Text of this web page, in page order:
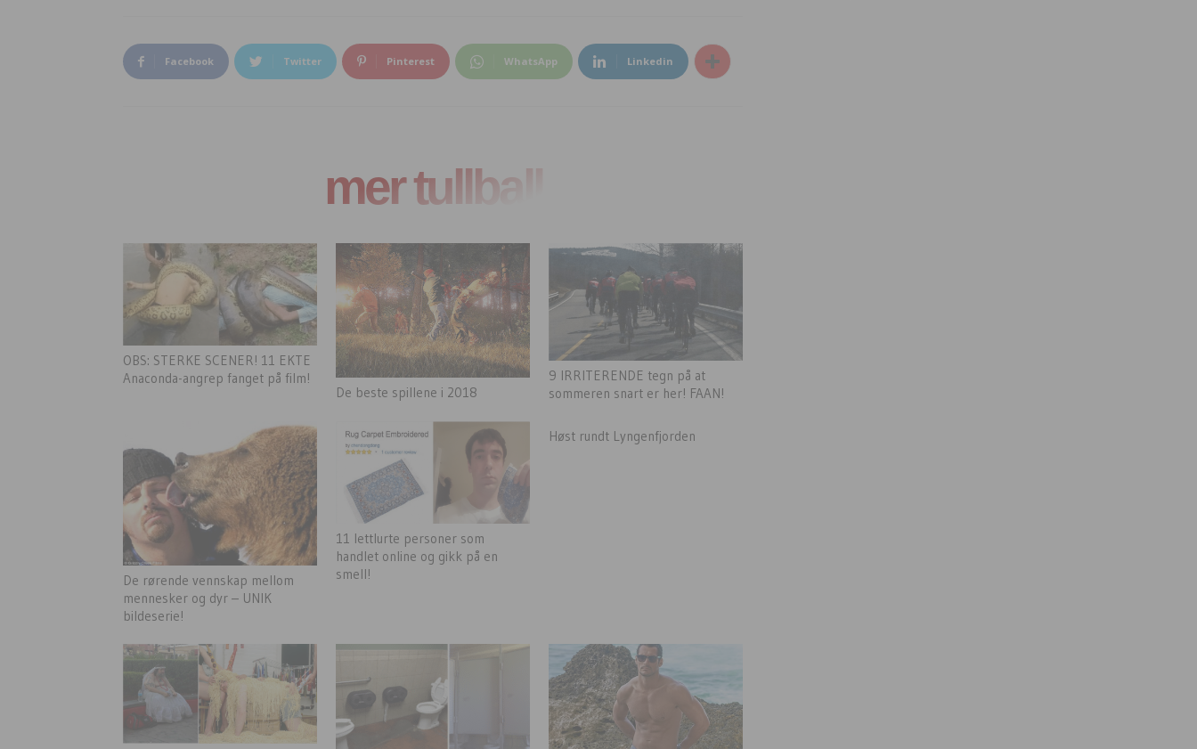
Facebook Twitter Pinterest WhatsApp Linkedin
mer tullball
OBS: STERKE SCENER! 11 EKTE
Anaconda-angrep fanget på film!
De beste spillene i 2018
9 IRRITERENDE tegn på at
sommeren snart er her! FAAN!
De rørende vennskap mellom
mennesker og dyr – UNIK
bildeserie!
11 lettlurte personer som
handlet online og gikk på en
smell!
Høst rundt Lyngenfjorden